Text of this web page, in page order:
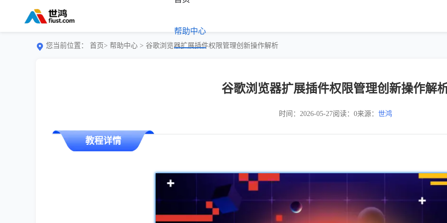
帮助中心
您当前位置： 首页> 帮助中心 > 谷歌浏览器扩展插件权限管理创新操作解析
谷歌浏览器扩展插件权限管理创新操作解
时间：2026-05-27阅读：0来源： 世鸿
教程详情